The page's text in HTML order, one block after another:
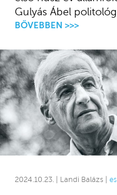
Gulyás Ábel
BŐVEBBEN >>>
2024.10.23. | Landi Balázs |